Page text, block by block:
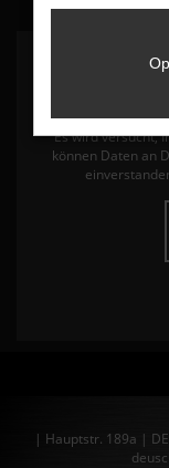
Es wird versucht,
können Daten an
| Hauptstr. 189a |